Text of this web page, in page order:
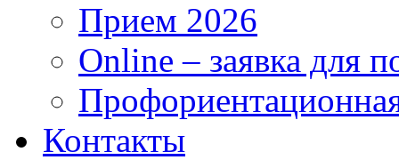
Прием 2026
Online – заявка для
Контакты